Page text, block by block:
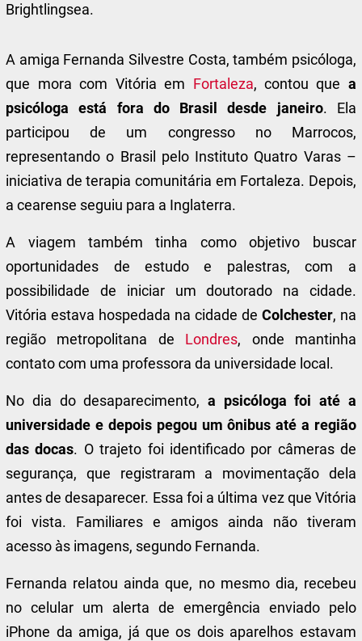
Brightlingsea.
A amiga Fernanda Silvestre Costa, também psicóloga,
que mora com Vitória em Fortaleza, contou que a
psicóloga está fora do Brasil desde janeiro. Ela
participou de um congresso no Marrocos,
representando o Brasil pelo Instituto Quatro Varas –
iniciativa de terapia comunitária em Fortaleza. Depois,
a cearense seguiu para a Inglaterra.
A viagem também tinha como objetivo buscar
oportunidades de estudo e palestras, com a
possibilidade de iniciar um doutorado na cidade.
Vitória estava hospedada na cidade de Colchester, na
região metropolitana de Londres, onde mantinha
contato com uma professora da universidade local.
No dia do desaparecimento, a psicóloga foi até a
universidade e depois pegou um ônibus até a região
das docas. O trajeto foi identificado por câmeras de
segurança, que registraram a movimentação dela
antes de desaparecer. Essa foi a última vez que Vitória
foi vista. Familiares e amigos ainda não tiveram
acesso às imagens, segundo Fernanda.
Fernanda relatou ainda que, no mesmo dia, recebeu
no celular um alerta de emergência enviado pelo
iPhone da amiga, já que os dois aparelhos estavam